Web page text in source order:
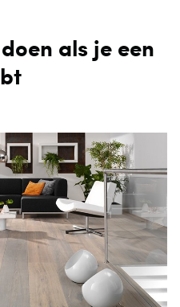
als je een